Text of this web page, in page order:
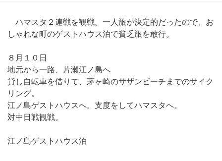
ハマスタ２連戦を観戦。一人旅が決定的だったので、お
しゃれな町のゲストハウス泊で貧乏旅を敢行。
８月１０日
地元から一路、片瀬江ノ島へ
貸し自転車を借りて、茅ヶ崎のサザンビーチまでのサイク
リング。
江ノ島ゲストハウスへ。支度をしてハマスタへ。
対中日戦観戦。
江ノ島ゲストハウス泊